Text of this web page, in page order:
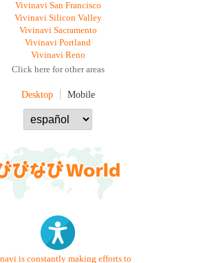
Vivinavi San Francisco
Vivinavi Silicon Valley
Vivinavi Sacramento
Vivinavi Portland
Vivinavi Reno
Click here for other areas
Desktop Mobile
is constantly making efforts to